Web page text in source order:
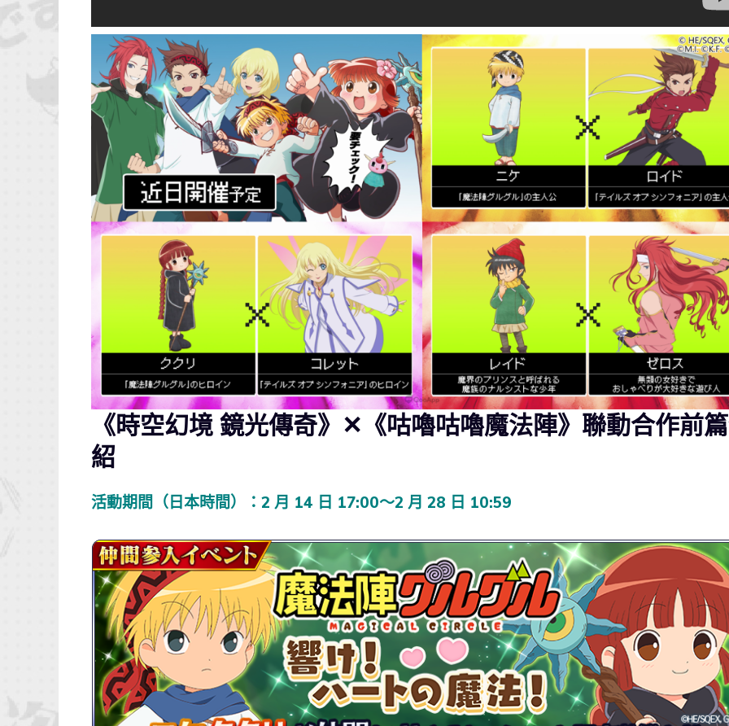
《時空幻境 鏡光傳奇》✕《咕嚕咕嚕魔法陣》聯動合作前
紹
活動期間（日本時間）：2 月 14 日 17:00～2 月 28 日 10:59